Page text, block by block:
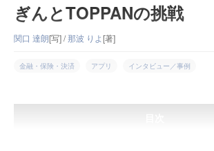
ぎんとTOPPANの挑戦
関口 達朗[写] /那波 りよ[著]
金融・保険・決済 アプリ インタビュー／事例